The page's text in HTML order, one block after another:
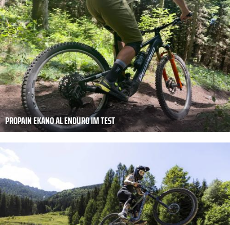
PROPAIN EKANO AL ENDURO IM TEST